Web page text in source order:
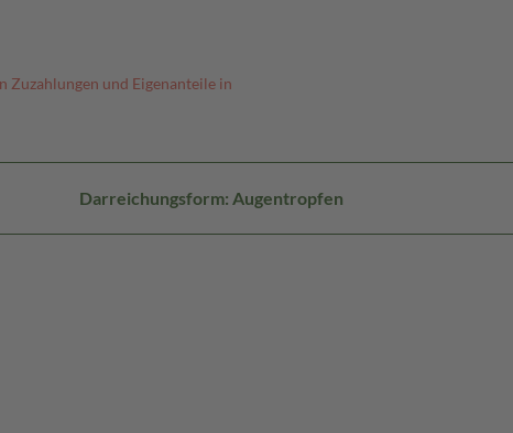
Zuzahlungen und Eigenanteile in
Darreichungsform: Augentropfen